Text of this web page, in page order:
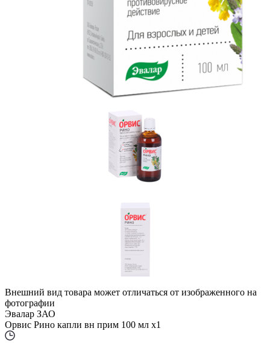
Внешний вид товара может отличаться от изображенного на
фотографии
Эвалар ЗАО
Орвис Рино капли вн прим 100 мл x1